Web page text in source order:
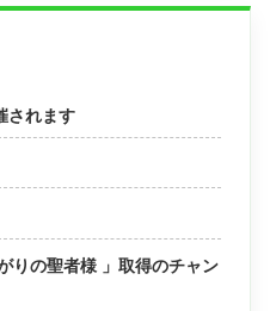
されます
りの聖者様 」取得のチャン